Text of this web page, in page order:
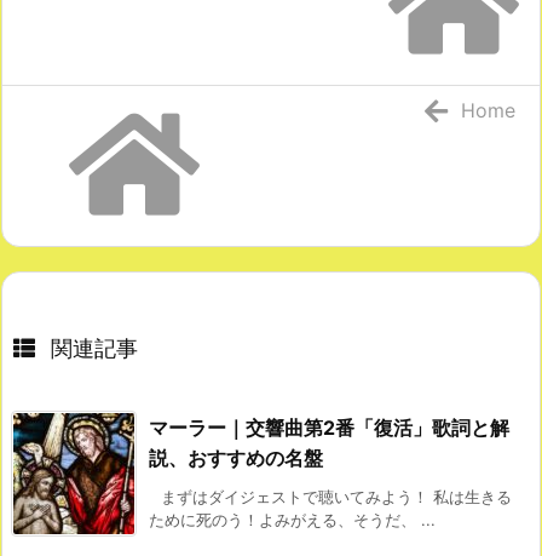
Home
関連記事
マーラー｜交響曲第2番「復活」歌詞と解
説、おすすめの名盤
まずはダイジェストで聴いてみよう！ 私は生きる
ために死のう！よみがえる、そうだ、 ...